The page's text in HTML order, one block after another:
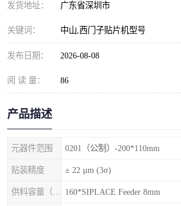
发货地址： 广东省深圳市
关键词： 中山,西门子贴片机型号
发布日期： 2026-08-08
阅 读 量： 86
产品描述
元器件范围 0201（公制）-200*110mm
贴装精度 ± 22 µm (3σ)
160*SIPLACE Feeder 8mm